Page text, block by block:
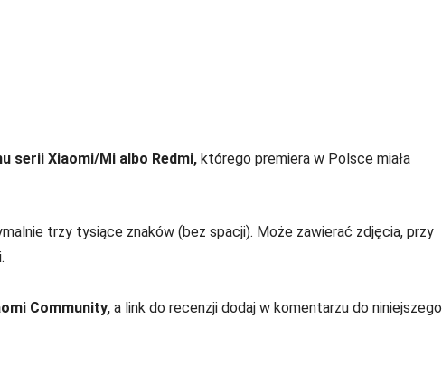
serii Xiaomi/Mi albo Redmi, którego premiera w Polsce miała
trzy tysiące znaków (bez spacji). Może zawierać zdjęcia, przy
Community, a link do recenzji dodaj w komentarzu do niniejszego